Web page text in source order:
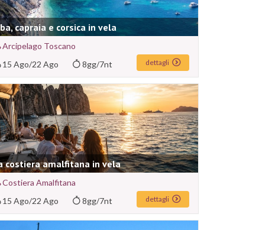
capraia e corsica in vela
Arcipelago Toscano
15 Ago/22 Ago 8gg/7nt dettagli
costiera amalfitana in vela
Costiera Amalfitana
15 Ago/22 Ago 8gg/7nt dettagli